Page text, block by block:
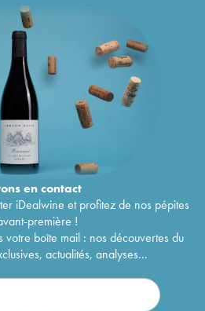
encontact
iDealwine et profitez de nos pépites
première !
votre boîte mail : nos découvertes du
actualités, analyses...